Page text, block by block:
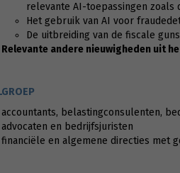
relevante AI-toepassingen zoals
Het gebruik van AI voor
De uitbreiding van de fiscale
Relevante andere nieuwigheden uit
accountants, belastingconsulenten,
advocaten en bedrijfsjuristen
financiële en algemene directies met